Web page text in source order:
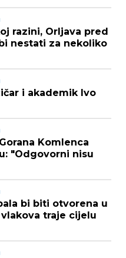
razini, Orljava pred
nestati za nekoliko
i akademik Ivo
Komlenca
"Odgovorni nisu
bi biti otvorena u
traje cijelu